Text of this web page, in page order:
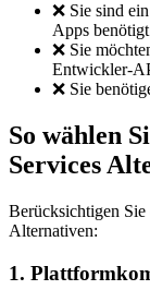
❌ Sie sind
Apps benötigt
❌ Sie
Entwickler-
❌ Sie
So wählen
Services
Berücksichtigen
Alternativen:
1.